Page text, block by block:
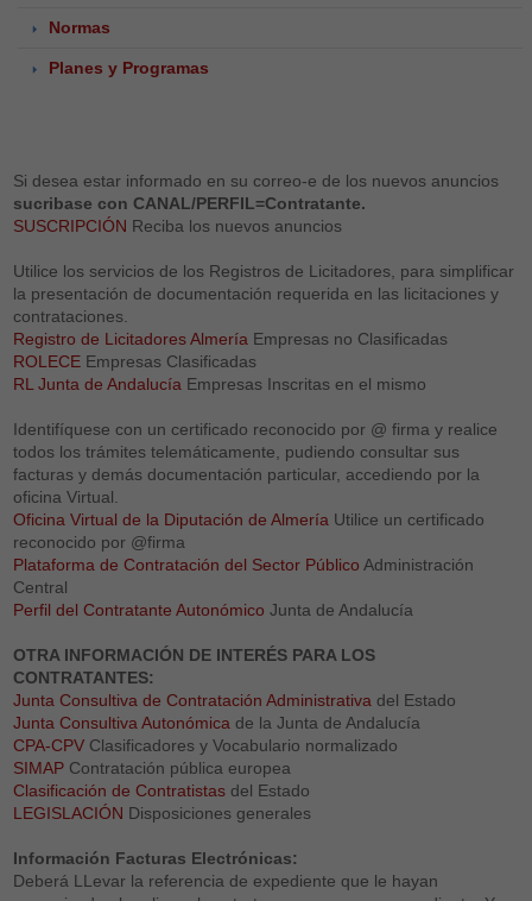
Normas
Planes y Programas
Si desea estar informado en su correo-e de los nuevos anuncios
sucribase con CANAL/PERFIL=Contratante.
SUSCRIPCIÓN Reciba los nuevos anuncios
Utilice los servicios de los Registros de Licitadores, para simplificar
la presentación de documentación requerida en las licitaciones y
contrataciones.
Registro de Licitadores Almería Empresas no Clasificadas
ROLECE Empresas Clasificadas
RL Junta de Andalucía Empresas Inscritas en el mismo
Identifíquese con un certificado reconocido por @ firma y realice
todos los trámites telemáticamente, pudiendo consultar sus
facturas y demás documentación particular, accediendo por la
oficina Virtual.
Oficina Virtual de la Diputación de Almería Utilice un certificado
reconocido por @firma
Plataforma de Contratación del Sector Público Administración
Central
Perfil del Contratante Autonómico Junta de Andalucía
OTRA INFORMACIÓN DE INTERÉS PARA LOS
CONTRATANTES:
Junta Consultiva de Contratación Administrativa del Estado
Junta Consultiva Autonómica de la Junta de Andalucía
CPA-CPV Clasificadores y Vocabulario normalizado
SIMAP Contratación pública europea
Clasificación de Contratistas del Estado
LEGISLACIÓN Disposiciones generales
Información Facturas Electrónicas:
Deberá LLevar la referencia de expediente que le hayan